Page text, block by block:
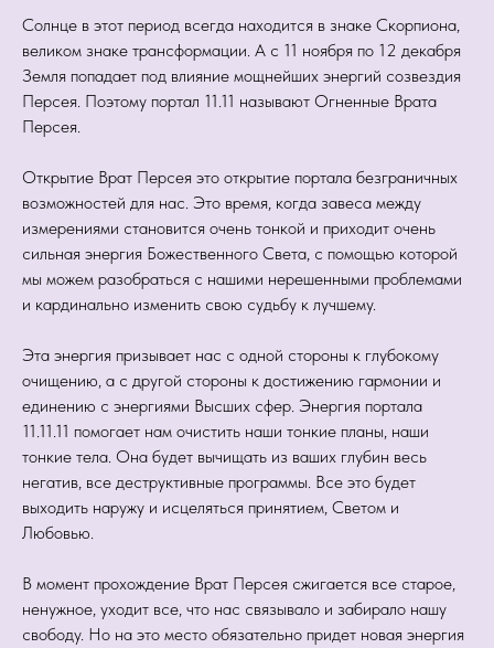
Солнце в этот период всегда находится в знаке Скорпиона,
великом знаке трансформации. А с 11 ноября по 12 декабря
Земля попадает под влияние мощнейших энергий созвездия
Персея. Поэтому портал 11.11 называют Огненные Врата
Персея.
Открытие Врат Персея это открытие портала безграничных
возможностей для нас. Это время, когда завеса между
измерениями становится очень тонкой и приходит очень
сильная энергия Божественного Света, с помощью которой
мы можем разобраться с нашими нерешенными проблемами
и кардинально изменить свою судьбу к лучшему.
Эта энергия призывает нас с одной стороны к глубокому
очищению, а с другой стороны к достижению гармонии и
единению с энергиями Высших сфер. Энергия портала
11.11.11 помогает нам очистить наши тонкие планы, наши
тонкие тела. Она будет вычищать из ваших глубин весь
негатив, все деструктивные программы. Все это будет
выходить наружу и исцеляться принятием, Светом и
Любовью.
В момент прохождение Врат Персея сжигается все старое,
ненужное, уходит все, что нас связывало и забирало нашу
свободу. Но на это место обязательно придет новая энергия